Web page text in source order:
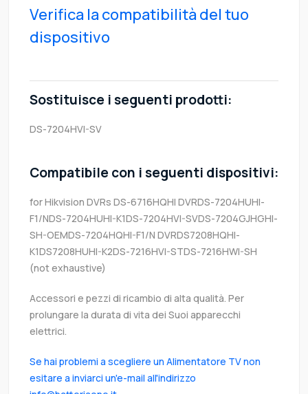
Verifica la compatibilità del tuo
dispositivo
Sostituisce i seguenti prodotti:
DS-7204HVI-SV
Compatibile con i seguenti dispositivi:
for Hikvision DVRs DS-6716HQHI DVRDS-7204HUHI-
F1/NDS-7204HUHI-K1DS-7204HVI-SVDS-7204GJHGHI-
SH-OEMDS-7204HQHI-F1/N DVRDS7208HQHI-
K1DS7208HUHI-K2DS-7216HVI-STDS-7216HWI-SH
(not exhaustive)
Accessori e pezzi di ricambio di alta qualità. Per
prolungare la durata di vita dei Suoi apparecchi
elettrici.
Se hai problemi a scegliere un Alimentatore TV non
esitare a inviarci un'e-mail all'indirizzo